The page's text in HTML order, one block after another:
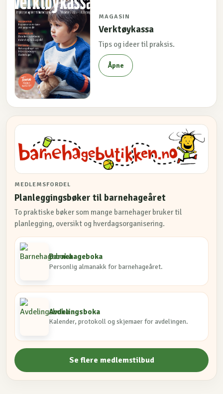
MAGASIN
Verktøykassa
Tips og ideer til praksis.
Åpne
MEDLEMSFORDEL
Planleggingsbøker til barnehageåret
To praktiske bøker som mange barnehager bruker til
planlegging, oversikt og hverdagsorganisering.
Barnehageboka
Personlig almanakk for barnehageåret.
Avdelingsboka
Kalender, protokoll og skjemaer for avdelingen.
Se flere medlemstilbud